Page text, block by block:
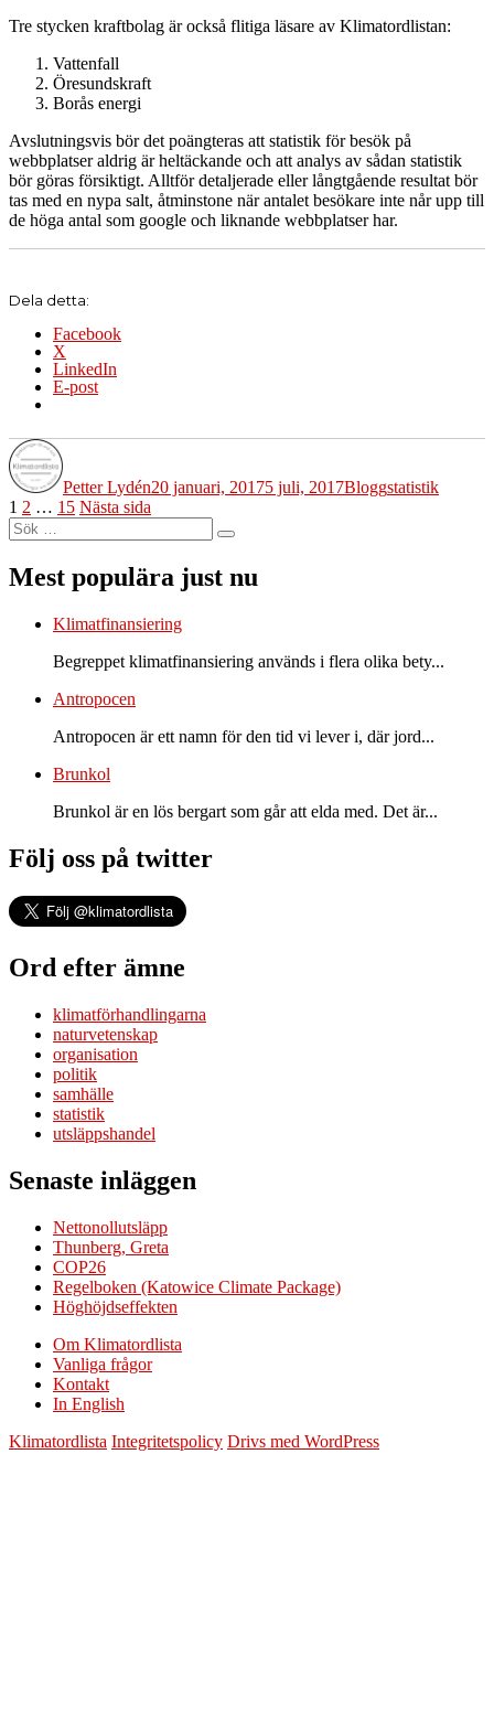
Tre stycken kraftbolag är också flitiga läsare av Klimatordlistan:
Vattenfall
Öresundskraft
Borås energi
Avslutningsvis bör det poängteras att statistik för besök på
webbplatser aldrig är heltäckande och att analys av sådan statistik
bör göras försiktigt. Alltför detaljerade eller långtgående resultat bör
tas med en nypa salt, åtminstone när antalet besökare inte når upp till
de höga antal som google och liknande webbplatser har.
Dela detta:
Facebook
X
LinkedIn
E-post
Petter Lydén20 januari, 20175 juli, 2017Bloggstatistik
Sidnumrering
för
inlägg
Sida
1 Sida
2 … Sida
15 Nästa sida
Sök
efter:
Sök
Mest populära just nu
Klimatfinansiering
Begreppet klimatfinansiering används i flera olika bety...
Antropocen
Antropocen är ett namn för den tid vi lever i, där jord...
Brunkol
Brunkol är en lös bergart som går att elda med. Det är...
Följ oss på twitter
Ord efter ämne
klimatförhandlingarna
naturvetenskap
organisation
politik
samhälle
statistik
utsläppshandel
Senaste inläggen
Nettonollutsläpp
Thunberg, Greta
COP26
Regelboken (Katowice Climate Package)
Höghöjdseffekten
Om Klimatordlista
Vanliga frågor
Kontakt
In English
Klimatordlista Integritetspolicy Drivs med WordPress